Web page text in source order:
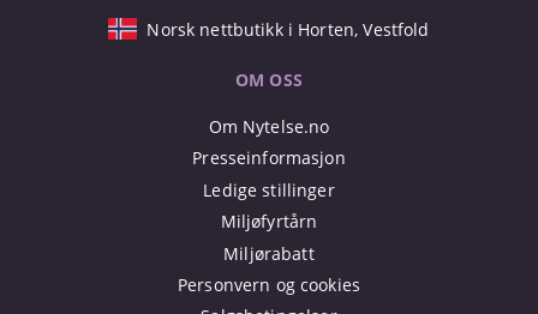
Norsk nettbutikk i Horten, Vestfold
OM OSS
Om Nytelse.no
Presseinformasjon
Ledige stillinger
Miljøfyrtårn
Miljørabatt
Personvern og cookies